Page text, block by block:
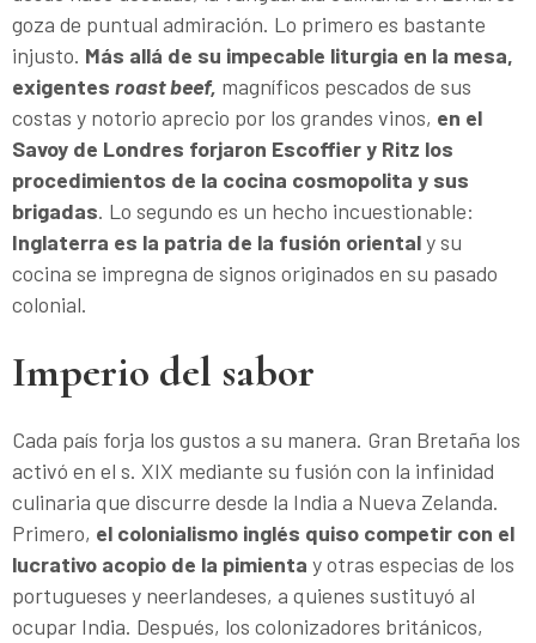
goza de puntual admiración. Lo primero es bastante
injusto. Más allá de su impecable liturgia en la mesa,
exigentes roast beef, magníficos pescados de sus
costas y notorio aprecio por los grandes vinos, en el
Savoy de Londres forjaron Escoffier y Ritz los
procedimientos de la cocina cosmopolita y sus
brigadas. Lo segundo es un hecho incuestionable:
Inglaterra es la patria de la fusión orientaly su
cocina se impregna de signos originados en su pasado
colonial.
Imperio del sabor
Cada país forja los gustos a su manera. Gran Bretaña los
activó en el s. XIX mediante su fusión con la infinidad
culinaria que discurre desde la India a Nueva Zelanda.
Primero, el colonialismo inglés quiso competir con el
lucrativo acopio de la pimienta y otras especias de los
portugueses y neerlandeses, a quienes sustituyó al
ocupar India. Después, los colonizadores británicos,